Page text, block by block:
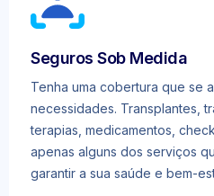
Seguros Sob Medida
Tenha uma cobertura que se
necessidades. Transplantes,
terapias, medicamentos,
apenas alguns dos serviços
garantir a sua saúde e bem-